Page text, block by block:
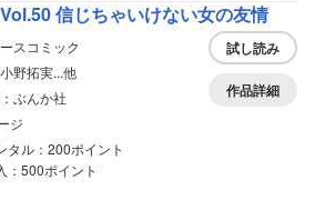
信じちゃいけない女の友情
スコミック
野拓実...他
ぶんか社
ジ
タル：200ポイント
：500ポイント
試し読み
作品詳細